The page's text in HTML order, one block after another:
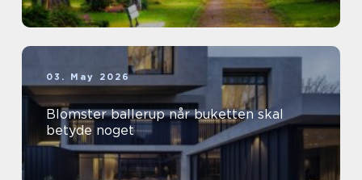
03. May 2026
Blomster ballerup når buketten skal
betyde noget